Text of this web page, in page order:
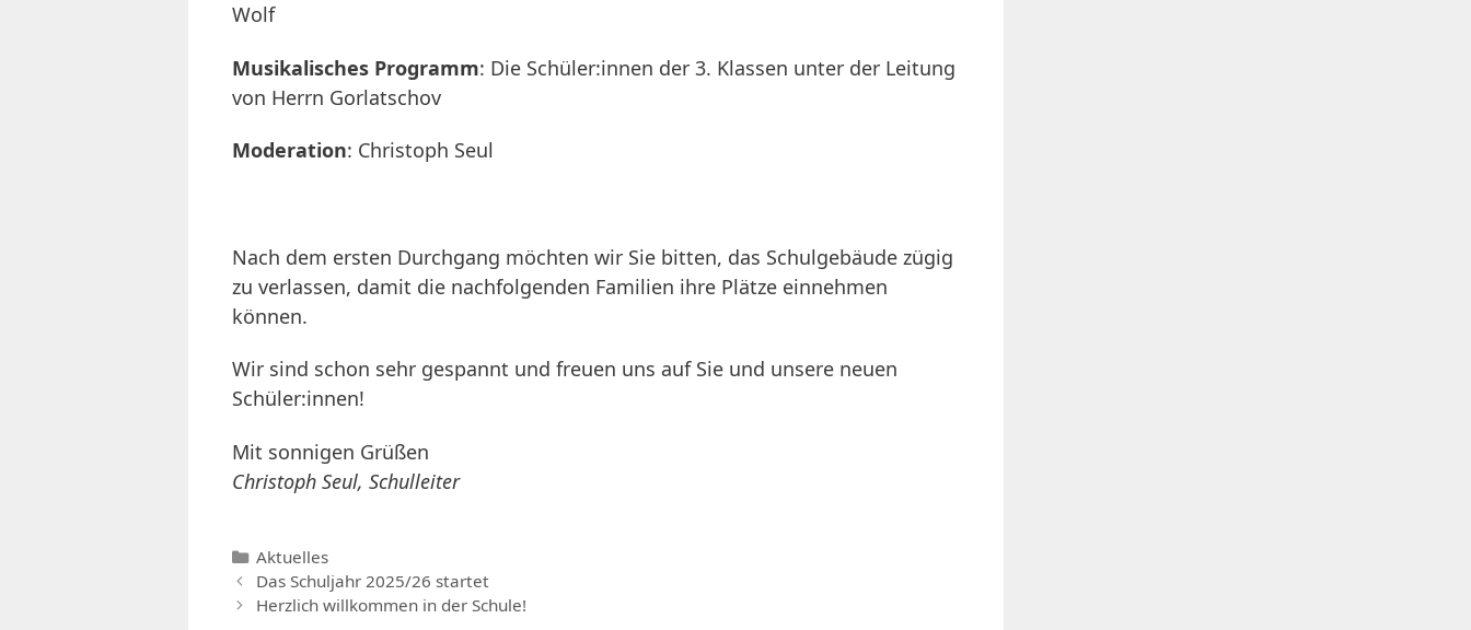
Wolf
Musikalisches Programm: Die Schüler:innen der 3. Klassen unter der Leitung
von Herrn Gorlatschov
Moderation: Christoph Seul
Nach dem ersten Durchgang möchten wir Sie bitten, das Schulgebäude zügig
zu verlassen, damit die nachfolgenden Familien ihre Plätze einnehmen
können.
Wir sind schon sehr gespannt und freuen uns auf Sie und unsere neuen
Schüler:innen!
Mit sonnigen Grüßen
Christoph Seul, Schulleiter
Kategorien
Aktuelles
Das Schuljahr 2025/26 startet
Herzlich willkommen in der Schule!